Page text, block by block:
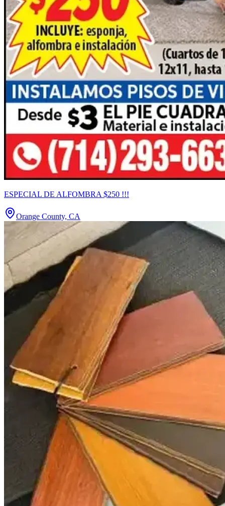
ESPECIAL DE ALFOMBRA $250 !!!
Orange County, CA